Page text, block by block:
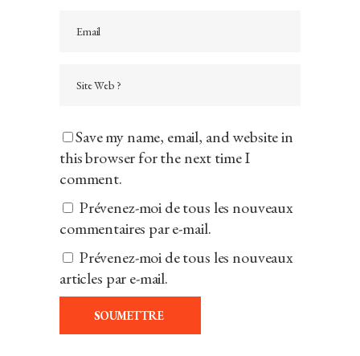
Save my name, email, and website in
this browser for the next time I
comment.
Prévenez-moi de tous les nouveaux
commentaires par e-mail.
Prévenez-moi de tous les nouveaux
articles par e-mail.